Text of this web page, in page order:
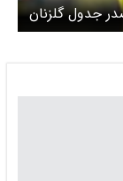
جدول گلزنان